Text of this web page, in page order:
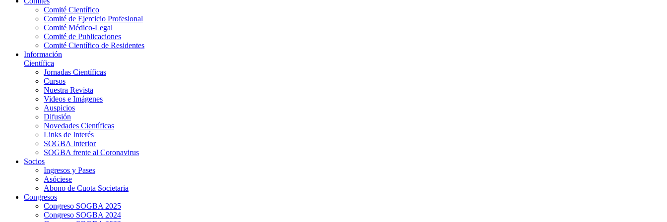
Comité Científico
Comité de Ejercicio Profesional
Comité Médico-Legal
Comité de Publicaciones
Comité Científico de Residentes
Información
Científica
Jornadas Científicas
Cursos
Nuestra Revista
Videos e Imágenes
Auspicios
Difusión
Novedades Científicas
Links de Interés
SOGBA Interior
SOGBA frente al Coronavirus
Socios
Ingresos y Pases
Asóciese
Abono de Cuota Societaria
Congresos
Congreso SOGBA 2025
Congreso SOGBA 2024